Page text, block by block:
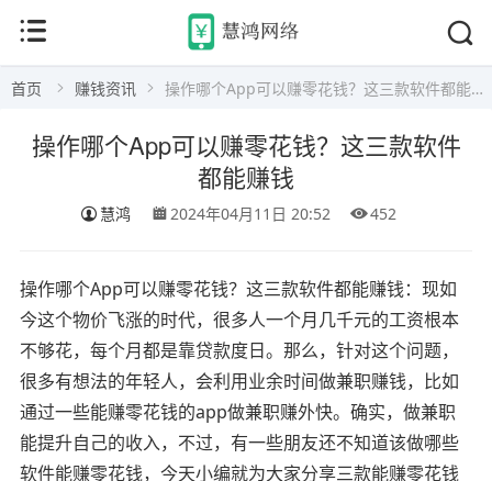
首页 赚钱资讯 操作哪个App可以赚零花钱？这三款软件都能赚钱
操作哪个App可以赚零花钱？这三款软件
都能赚钱
慧鸿 2024年04月11日 20:52 452
操作哪个App可以赚零花钱？这三款软件都能赚钱：现如
今这个物价飞涨的时代，很多人一个月几千元的工资根本
不够花，每个月都是靠贷款度日。那么，针对这个问题，
很多有想法的年轻人，会利用业余时间做兼职赚钱，比如
通过一些能赚零花钱的app做兼职赚外快。确实，做兼职
能提升自己的收入，不过，有一些朋友还不知道该做哪些
软件能赚零花钱，今天小编就为大家分享三款能赚零花钱